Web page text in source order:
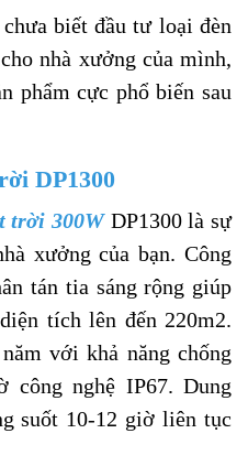
biết đầu tư loại đèn
nhà xưởng của mình,
phẩm cực phổ biến sau
DP1300
trời 300WDP1300 là sự
xưởng của bạn. Công
tán tia sáng rộng giúp
tích lên đến 220m2.
với khả năng chống
công nghệ IP67. Dung
suốt 10-12 giờ liên tục